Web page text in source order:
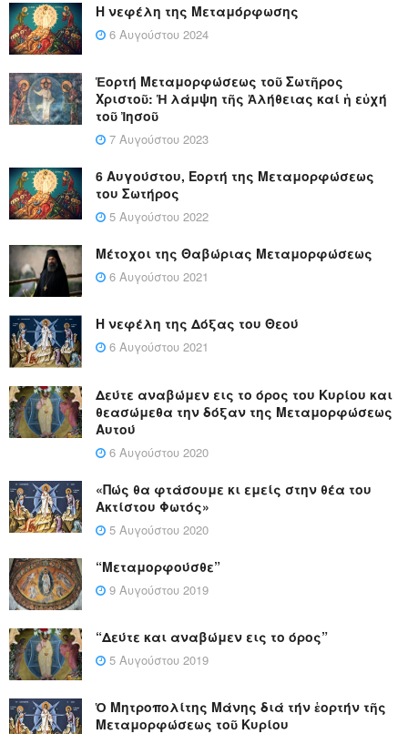
Η νεφέλη της Μεταμόρφωσης
6 Αυγούστου 2024
Ἑορτή Μεταμορφώσεως τοῦ Σωτῆρος
Χριστοῦ: Ἡ λάμψη τῆς Ἀλήθειας καί ἡ εὐχή
τοῦ Ἰησοῦ
7 Αυγούστου 2023
6 Αυγούστου, Εορτή της Μεταμορφώσεως
του Σωτήρος
5 Αυγούστου 2022
Μέτοχοι της Θαβώριας Μεταμορφώσεως
6 Αυγούστου 2021
Η νεφέλη της Δόξας του Θεού
6 Αυγούστου 2021
Δεύτε αναβώμεν εις το όρος του Κυρίου και
θεασώμεθα την δόξαν της Μεταμορφώσεως
Αυτού
6 Αυγούστου 2020
«Πώς θα φτάσουμε κι εμείς στην θέα του
Ακτίστου Φωτός»
5 Αυγούστου 2020
“Μεταμορφούσθε”
9 Αυγούστου 2019
“Δεύτε και αναβώμεν εις το όρος”
5 Αυγούστου 2019
Ὁ Μητροπολίτης Μάνης διά τήν ἑορτήν τῆς
Μεταμορφώσεως τοῦ Κυρίου